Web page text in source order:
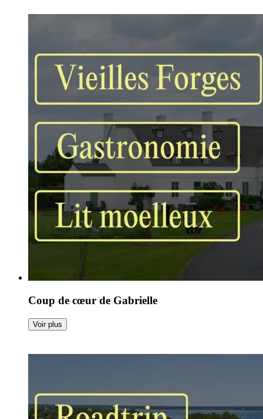
Coup de cœur de Gabrielle
Voir plus